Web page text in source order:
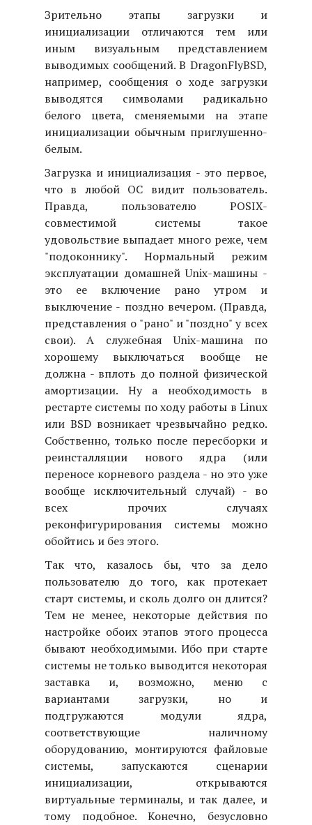
Зрительно этапы загрузки и
инициализации отличаются тем или
иным визуальным представлением
выводимых сообщений. В DragonFlyBSD,
например, сообщения о ходе загрузки
выводятся символами радикально
белого цвета, сменяемыми на этапе
инициализации обычным приглушенно-
белым.
Загрузка и инициализация - это первое,
что в любой ОС видит пользователь.
Правда, пользователю POSIX-
совместимой системы такое
удовольствие выпадает много реже, чем
"подоконнику". Нормальный режим
эксплуатации домашней Unix-машины -
это ее включение рано утром и
выключение - поздно вечером. (Правда,
представления о "рано" и "поздно" у всех
свои). А служебная Unix-машина по
хорошему выключаться вообще не
должна - вплоть до полной физической
амортизации. Ну а необходимость в
рестарте системы по ходу работы в Linux
или BSD возникает чрезвычайно редко.
Собственно, только после пересборки и
реинсталляции нового ядра (или
переносе корневого раздела - но это уже
вообще исключительный случай) - во
всех прочих случаях
реконфигурирования системы можно
обойтись и без этого.
Так что, казалось бы, что за дело
пользователю до того, как протекает
старт системы, и сколь долго он длится?
Тем не менее, некоторые действия по
настройке обоих этапов этого процесса
бывают необходимыми. Ибо при старте
системы не только выводится некоторая
заставка и, возможно, меню с
вариантами загрузки, но и
подгружаются модули ядра,
соответствующие наличному
оборудованию, монтируются файловые
системы, запускаются сценарии
инициализации, открываются
виртуальные терминалы, и так далее, и
тому подобное. Конечно, безусловно